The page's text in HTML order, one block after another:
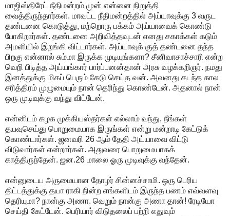
மாஜிஸ்திரேட் நீதிமன்றம் முன் என்னை நிறுத்தி
வைத்திருந்தார்கள். மாவட்ட நீதிமன்றத்தில் அய்யாவுக்கு 3 வருட
தண்டனை கொடுத்து, மற்றொரு பக்கம் அய்யாவைக் கொண்டு
போகிறார்கள். தண்டனை அறிவித்தவுடன் எனது சகாக்கள் கடும்
அமளியில் இறங்கி விட்டார்கள். அய்யாவுக் குத் தண்டனை தந்த
பிறகு என்னால் சும்மா இருக்க முடியுங்களா? சீனிவாசாச்சாரி என்ற
வெறி பிடித்த அய்யங்கார் பார்ப்பனன்தான் அரசு வழக்கறிஞர். நமது
இனத்துக்கு மிகப் பெரும் கேடு செய்த வன். அவனது கடந்த கால
சரித்திரம் முழுமையும் நான் தெரிந்து கொண்டேன். அதனால் நான்
ஒரு முடிவுக்கு வந்து விட்டேன்.
என்னிடம் கழக முக்கியஸ்தர்கள் எல்லாம் வந்து, நீங்கள்
தயவுசெய்து பொறுமையாக இருங்கள் என்று மன்றாடி கேட்டுக்
கொண்டார்கள். ஜனவரி 26 ஆம் தேதி அய்யாவை விட்டு
விடுவார்கள் என்றார்கள். அதுவரை பொறுமையாகக்
காத்திருந்தேன். ஜன.26 மாலை ஓரு முடிவுக்கு வந்தேன்.
என்னுடைய அருமையான தோழர் சின்னச்சாமி. ஒரு பெரிய
திட்டத்துக்கு தயா ராகி நின்ற எங்களிடம் இருந்த பணம் எவ்வளவு
தெரியுமா? நான்கு அணா. வெறும் நான்கு அணா தான்! ரேடியோ
செய்தி கேட்டேன். பெரியார் விடுதலைப் பற்றி எதுவும்